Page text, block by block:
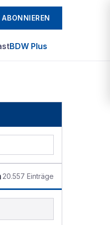
ABONNIEREN
BDW Plus
20.557 Einträge